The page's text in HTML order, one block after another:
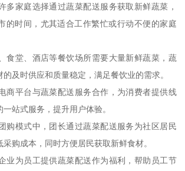
多家庭选择通过蔬菜配送服务获取新鲜蔬菜，
的时间，尤其适合工作繁忙或行动不便的家庭
食堂、酒店等餐饮场所需要大量新鲜蔬菜，蔬
及时供应和质量稳定，满足餐饮业的需求。
商平台与蔬菜配送服务合作，为消费者提供线
站式服务，提升用户体验。
购模式中，团长通过蔬菜配送服务为社区居民
购成本，同时方便居民获取新鲜食材。
业为员工提供蔬菜配送作为福利，帮助员工节